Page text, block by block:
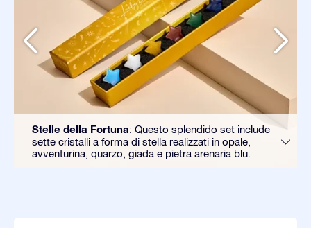
Stelle della Fortuna: Questo splendido set include
sette cristalli a forma di stella realizzati in opale,
avventurina, quarzo, giada e pietra arenaria blu.